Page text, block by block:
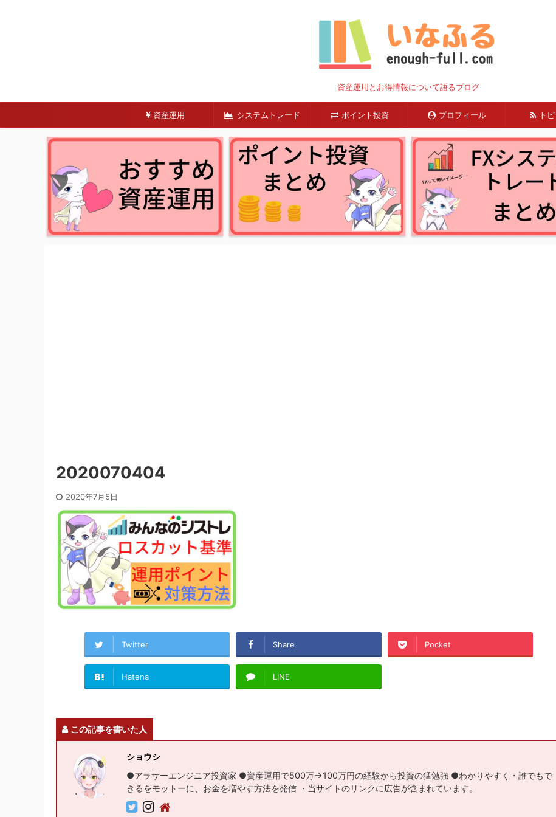
資産運用とお得情報について語るブログ
資産運用 システムトレード ポイント投資 プロフィール ト
2020070404
2020年7月5日
Twitter Share Pocket
Hatena LINE
この記事を書いた人
ショウシ
●アラサーエンジニア投資家 ●資産運用で500万→100万円の経験から投資の猛勉強 ●わかりやすく・誰でもで
きるをモットーに、お金を増やす方法を発信 ・当サイトのリンクに広告が含まれています。